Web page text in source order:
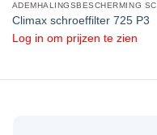
Climax schroeffilter 725 P3
Log in om prijzen te zien